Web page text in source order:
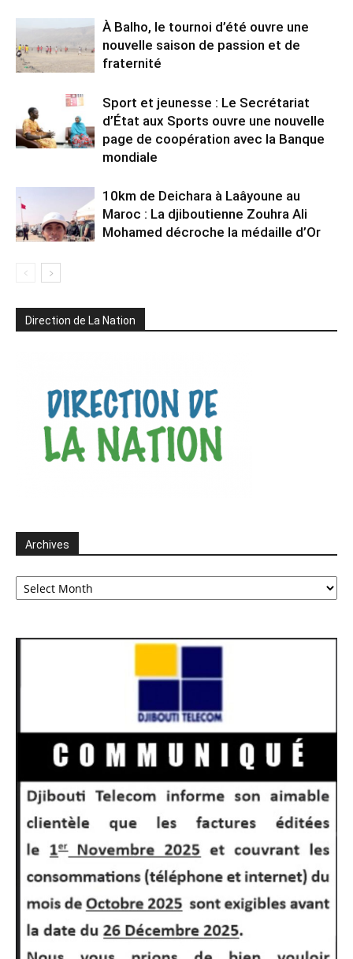
À Balho, le tournoi d’été ouvre une
nouvelle saison de passion et de
fraternité
Sport et jeunesse : Le Secrétariat
d’État aux Sports ouvre une nouvelle
page de coopération avec la Banque
mondiale
10km de Deichara à Laâyoune au
Maroc : La djiboutienne Zouhra Ali
Mohamed décroche la médaille d’Or
Direction de La Nation
Archives
Archives